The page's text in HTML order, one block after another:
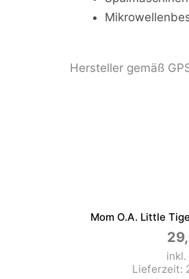
Hersteller gemäß
Mom O.a. Little
inkl.
Lieferzeit: